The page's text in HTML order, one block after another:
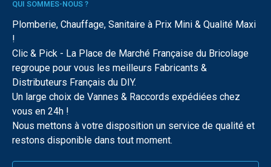
QUI SOMMES-NOUS ?
Plomberie, Chauffage, Sanitaire à Prix Mini & Qualité Maxi
!
Clic & Pick - La Place de Marché Française du Bricolage
regroupe pour vous les meilleurs Fabricants &
Distributeurs Français du DIY.
Un large choix de Vannes & Raccords expédiées chez
vous en 24h !
Nous mettons à votre disposition un service de qualité et
restons disponible dans tout moment.